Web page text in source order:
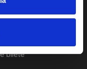
curier
bilete
bilete